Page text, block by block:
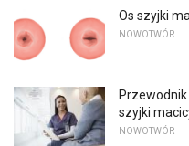
Os szyjki
NOWOTWÓR
szyjki
NOWOTWÓR